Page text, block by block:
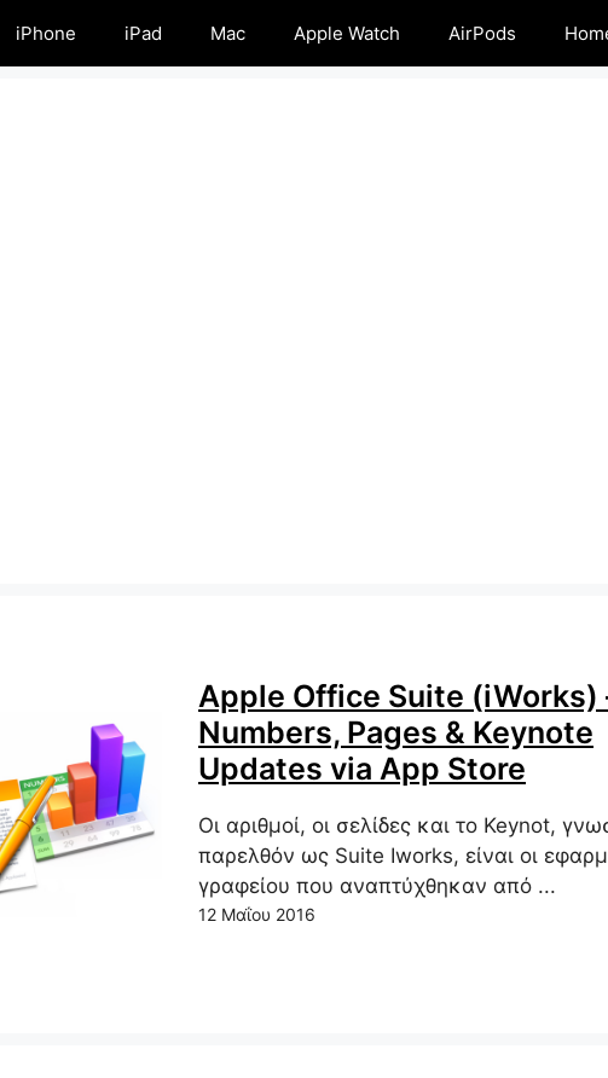
iPhone iPad Mac Apple Watch AirPods
Apple Office Suite (iWorks)
Numbers, Pages & Keynote
Updates via App Store
Οι αριθμοί, οι σελίδες και το Keynot,
παρελθόν ως Suite Iworks, είναι οι
γραφείου που αναπτύχθηκαν από ...
12 Μαΐου 2016